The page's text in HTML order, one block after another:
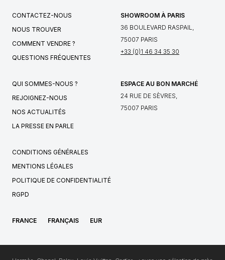
CONTACTEZ-NOUS
NOUS TROUVER
COMMENT VENDRE ?
QUESTIONS FRÉQUENTES
SHOWROOM À PARIS
36 BOULEVARD RASPAIL,
75007 PARIS
+33 (0)1 46 34 35 30
QUI SOMMES-NOUS ?
REJOIGNEZ-NOUS
NOS ACTUALITÉS
LA PRESSE EN PARLE
ESPACE AU BON MARCHÉ
24 RUE DE SÈVRES,
75007 PARIS
CONDITIONS GÉNÉRALES
MENTIONS LÉGALES
POLITIQUE DE CONFIDENTIALITÉ
RGPD
FRANCE FRANÇAIS EUR